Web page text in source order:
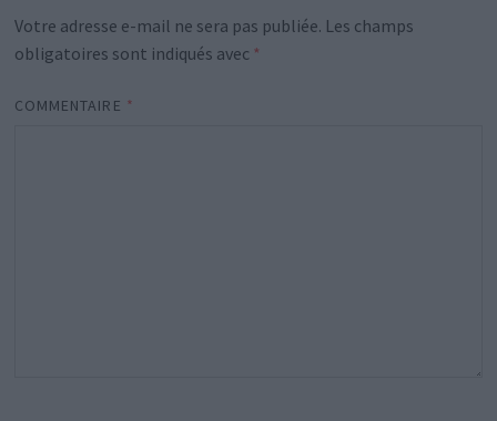
Votre adresse e-mail ne sera pas publiée. Les champs
obligatoires sont indiqués avec *
COMMENTAIRE *